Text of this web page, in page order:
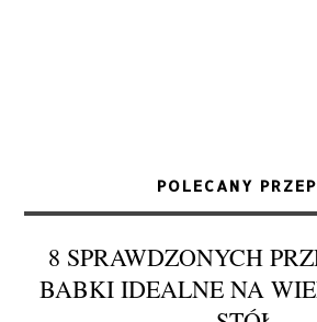
POLECANY
8 SPRAWDZONYCH
BABKI IDEALNE NA